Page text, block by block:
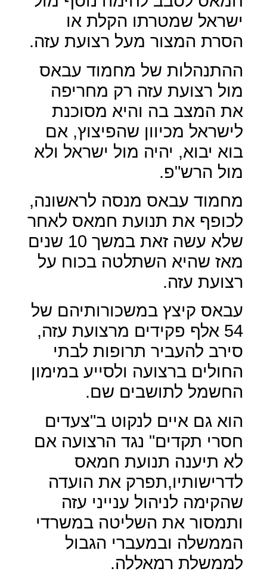
ישראל שמטרתו הקלת או
הסרת המצור מעל רצועת עזה.
ההתנהלות של מחמוד עבאס
מול רצועת עזה רק מחריפה
את המצב בה והיא מסוכנת
לישראל מכיוון שהפיצוץ, אם
בוא יבוא, יהיה מול ישראל ולא
מול הרש"פ.
מחמוד עבאס מנסה לראשונה,
לכופף את תנועת חמאס לאחר
שלא עשה זאת במשך 10 שנים
מאז שהיא השתלטה בכוח על
רצועת עזה.
עבאס קיצץ במשכורותיהם של
54 אלף פקידים מרצועת עזה,
סירב להעביר תרופות לבתי
החולים ברצועה ולסייע במימון
החשמל לתושבים שם.
הוא גם איים לנקוט ב"צעדים
חסרי תקדים" נגד הרצועה אם
לא תיענה תנועת חמאס
לדרישותיו,תפרק את הועדה
שהקימה לניהול ענייני עזה
ותמסור את השליטה במשרדי
הממשלה ובמעברי הגבול
לממשלת רמאללה.